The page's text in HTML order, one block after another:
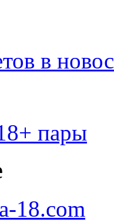
в
пары
18.com